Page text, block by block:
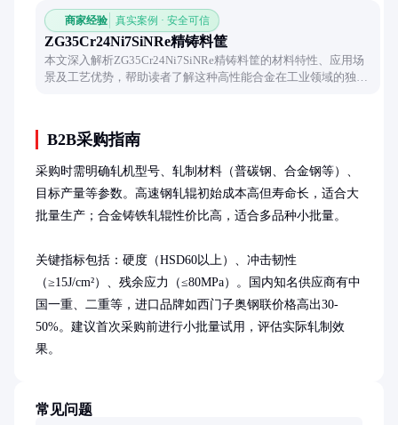
商家经验 真实案例 · 安全可信
ZG35Cr24Ni7SiNRe精铸料筐
本文深入解析ZG35Cr24Ni7SiNRe精铸料筐的材料特性、应用场
景及工艺优势，帮助读者了解这种高性能合金在工业领域的独特
B2B采购指南
采购时需明确轧机型号、轧制材料（普碳钢、合金钢等）、
目标产量等参数。高速钢轧辊初始成本高但寿命长，适合大
批量生产；合金铸铁轧辊性价比高，适合多品种小批量。
关键指标包括：硬度（HSD60以上）、冲击韧性
（≥15J/cm²）、残余应力（≤80MPa）。国内知名供应商有中
国一重、二重等，进口品牌如西门子奥钢联价格高出30-
50%。建议首次采购前进行小批量试用，评估实际轧制效
果。
常见问题